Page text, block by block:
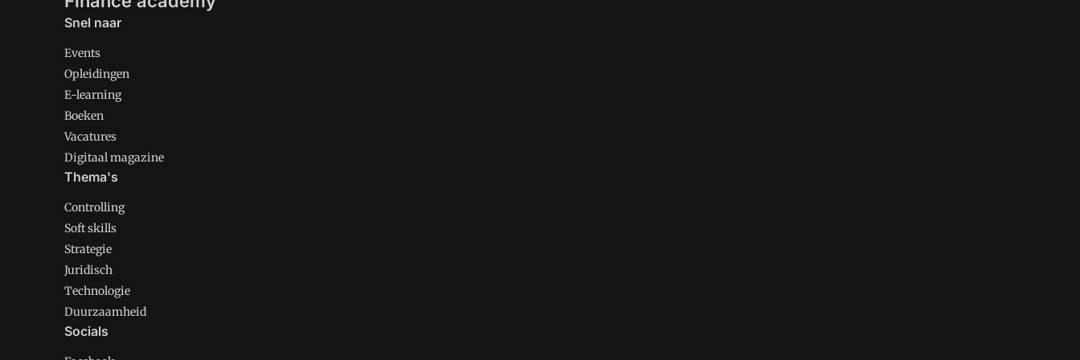
Snel naar
Events
Opleidingen
E-learning
Boeken
Vacatures
Digitaal magazine
Thema's
Controlling
Soft skills
Strategie
Juridisch
Technologie
Duurzaamheid
Socials